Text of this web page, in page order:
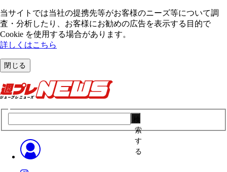
当サイトでは当社の提携先等がお客様のニーズ等について調
査・分析したり、お客様にお勧めの広告を表⽰する⽬的で
Cookie を使⽤する場合があります。
詳しくはこちら
閉じる
索
す
る